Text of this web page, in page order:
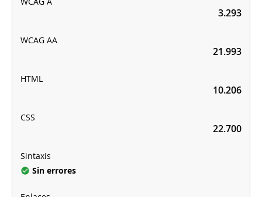
3.293
21.993
10.206
22.700
Sin errores